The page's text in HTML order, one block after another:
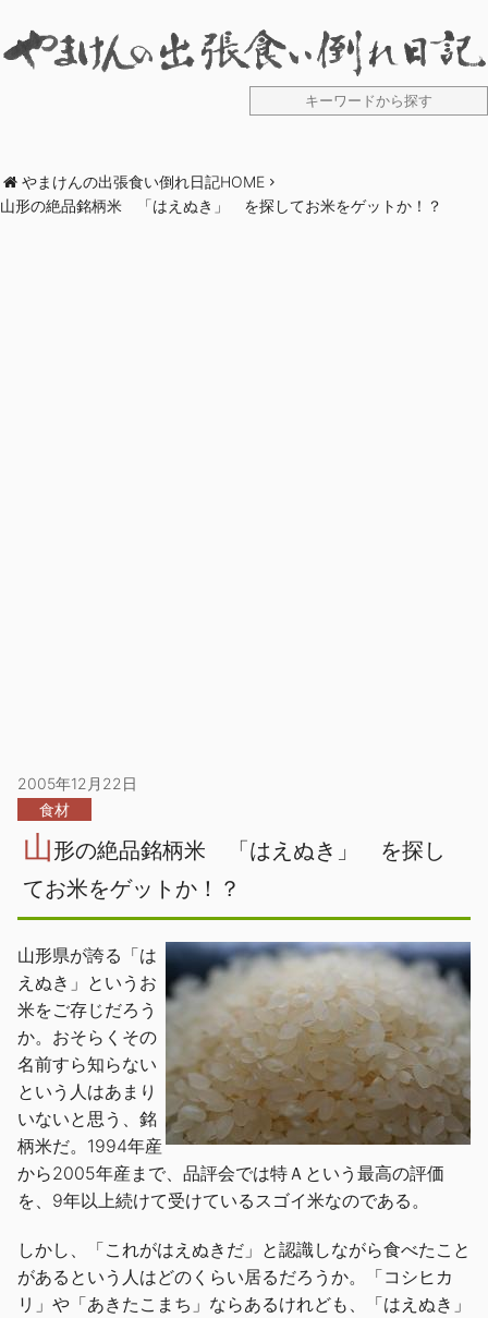
やまけんの出張食い倒れ日記HOME
山形の絶品銘柄米 「はえぬき」 を探してお米をゲットか！？
2005年12月22日
食材
山形の絶品銘柄米 「はえぬき」 を探し
てお米をゲットか！？
山形県が誇る「は
えぬき」というお
米をご存じだろう
か。おそらくその
名前すら知らない
という人はあまり
いないと思う、銘
柄米だ。1994年産
から2005年産まで、品評会では特Ａという最高の評価
を、9年以上続けて受けているスゴイ米なのである。
しかし、「これがはえぬきだ」と認識しながら食べたこと
があるという人はどのくらい居るだろうか。「コシヒカ
リ」や「あきたこまち」ならあるけれども、「はえぬき」